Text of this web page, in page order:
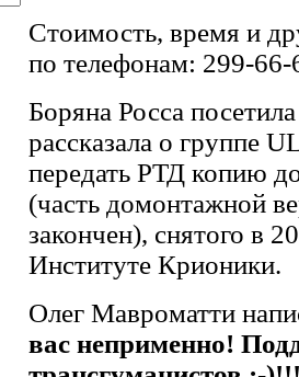
Стоимость, время и
по телефонам: 299-
Боряна Росса
рассказала о группе
передать РТД копию
(часть домонтажной
закончен), снятого в
Институте Крионики.
Олег Мавроматти
вас неприменно!